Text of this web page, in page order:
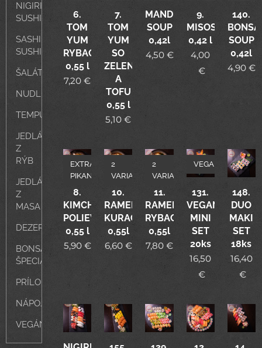
NIGIRI
SUSHI
SASHIMI
SUSHI
ŠALÁTY
NUDLE
TEMPURA
JEDLÁ
Z
RÝB
JEDLÁ
Z
MASA
DEZERTY
BONSAI
ŠPECIÁL
PRÍLOHY
NÁPOJE
VEGÁN
6.
TOM
YUM
RYBACIA
0,55 l
7,20 €
7.
TOM
YUM
SO
ZELENINOU
A
TOFU
0,55 l
5,10 €
MANDU
SOUP
0,42l
4,50€
9.
MISOSHIRU
0,42 l
4,00
€
140.
SOUP
0,42l
4,90€
8.
KIMCHI
POLIEVKA
0,55 l
EXTRA
PIKANT
5,90€
10.
RAMEN
KURACÍ/ZELENINOVÝ
0,55l
2
VARIANTY
6,60€
11.
RAMEN
RYBACÍ/HOVäDZÍ
0,55l
2
VARIANTY
7,80 €
131.
VEGAN
MINI
SET
20ks
VEGAN
16,50
€
148.
DUO
MAKI
SET
18ks
16,40
€